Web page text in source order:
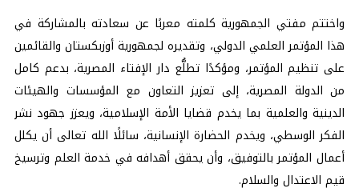
واختتم مفتي الجمهورية كلمته معربًا عن سعادته بالمشاركة في
هذا المؤتمر العلمي الدولي، وتقديره لجمهورية أوزبكستان والقائمين
على تنظيم المؤتمر، ومؤكدًا تطلُّع دار الإفتاء المصرية، بدعم كامل
من الدولة المصرية، إلى تعزيز التعاون مع المؤسسات والهيئات
الدينية والعلمية بما يخدم قضايا الأمة الإسلامية، ويعزز جهود نشر
الفكر الوسطي، ويخدم الحضارة الإنسانية، سائلًا الله تعالى أن يكلل
أعمال المؤتمر بالتوفيق، وأن يحقق أهدافه في خدمة العلم وترسيخ
قيم الاعتدال والسلام.